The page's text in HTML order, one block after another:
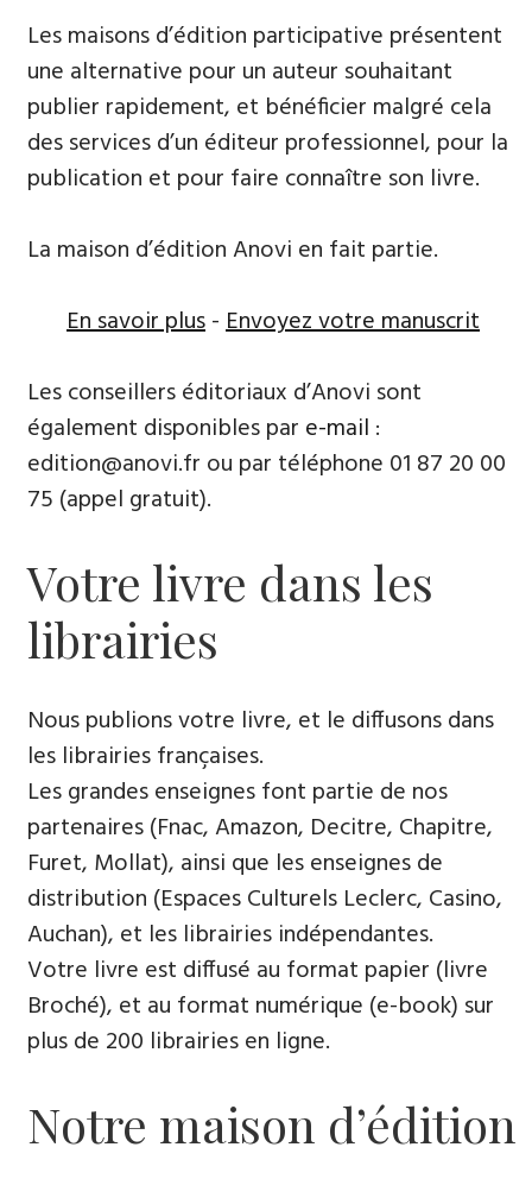
Les maisons d’édition participative présentent
une alternative pour un auteur souhaitant
publier rapidement, et bénéficier malgré cela
des services d’un éditeur professionnel, pour la
publication et pour faire connaître son livre.
La maison d’édition Anovi en fait partie.
En savoir plus-Envoyez votre manuscrit
Les conseillers éditoriaux d’Anovi sont
également disponibles par e-mail :
edition@anovi.fr ou par téléphone ​​0​1 87 20 00
75 (appel gratuit).
Votre livre dans les
librairies
Nous publions votre livre, et le diffusons dans
les librairies françaises​.
Les grandes enseignes font partie de nos
partenaires (Fnac, Amazon, Decitre, Chapitre,
Furet, Mollat), ainsi que les enseignes de
distribution (Espaces Culturels Leclerc, Casino,
Auchan), et les librairies indépendantes.
Votre livre est diffusé au format papier (livre
Broché), et au format numérique (e-book) sur
plus de 200 librairies en ligne.
Notre maison d’édition